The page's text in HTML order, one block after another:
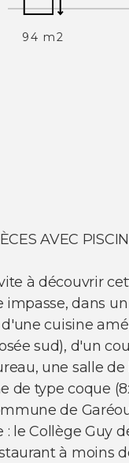
94 m2
AVEC
à découvrir
dans
cuisine
sud), d'un
une salle
de type coque
de
le Collège Guy
à moins